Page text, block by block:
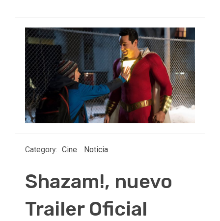
Category: Cine Noticia
Shazam!, nuevo
Trailer Oficial